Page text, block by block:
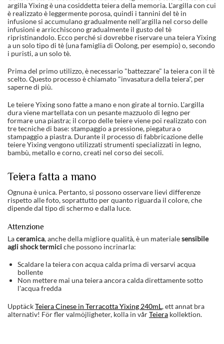
argilla Yixing è una cosiddetta teiera della memoria. L'argilla con cui
è realizzato è leggermente porosa, quindi i tannini del tè in
infusione si accumulano gradualmente nell'argilla nel corso delle
infusioni e arricchiscono gradualmente il gusto del tè
ripristinandolo. Ecco perché si dovrebbe riservare una teiera Yixing
a un solo tipo di tè (una famiglia di Oolong, per esempio) o, secondo
i puristi, a un solo tè.
Prima del primo utilizzo, è necessario "battezzare" la teiera con il tè
scelto. Questo processo è chiamato "invasatura della teiera", per
saperne di più.
Le teiere Yixing sono fatte a mano e non girate al tornio. L'argilla
dura viene martellata con un pesante mazzuolo di legno per
formare una piastra; il corpo delle teiere viene poi realizzato con
tre tecniche di base: stampaggio a pressione, piegatura o
stampaggio a piastra. Durante il processo di fabbricazione delle
teiere Yixing vengono utilizzati strumenti specializzati in legno,
bambù, metallo e corno, creati nel corso dei secoli.
Teiera fatta a mano
Ognuna è unica. Pertanto, si possono osservare lievi differenze
rispetto alle foto, soprattutto per quanto riguarda il colore, che
dipende dal tipo di schermo e dalla luce.
Attenzione
Laceramica, anche della migliore qualità, è un materialesensibile
agli shock termiciche possono incrinarla:
Scaldare la teiera con acqua calda prima di versarvi acqua
bollente
Non mettere mai una teiera ancora calda direttamente sotto
l'acqua fredda
UpptäckTeiera Cinese in Terracotta Yixing 240mL, ett annat bra
alternativ! För fler valmöjligheter, kolla in vårTeiera kollektion.